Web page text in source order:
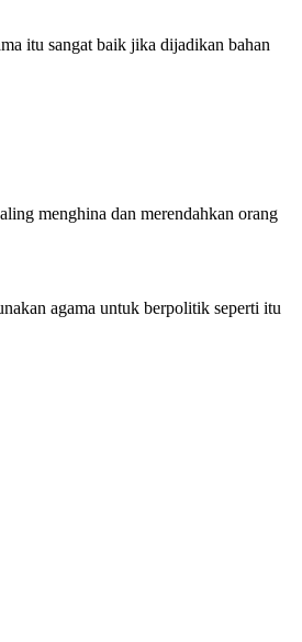
itu sangat baik jika dijadikan bahan
menghina dan merendahkan orang
agama untuk berpolitik seperti itu